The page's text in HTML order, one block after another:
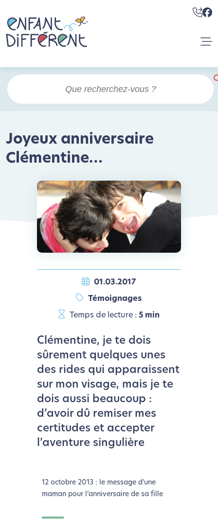
Joyeux anniversaire
Clémentine…
01.03.2017
Témoignages
Temps de lecture : 5 min
Clémentine, je te dois
sûrement quelques unes
des rides qui apparaissent
sur mon visage, mais je te
dois aussi beaucoup :
d’avoir dû remiser mes
certitudes et accepter
l’aventure singulière
12 octobre 2013 : le message d’une
maman pour l’anniversaire de sa fille